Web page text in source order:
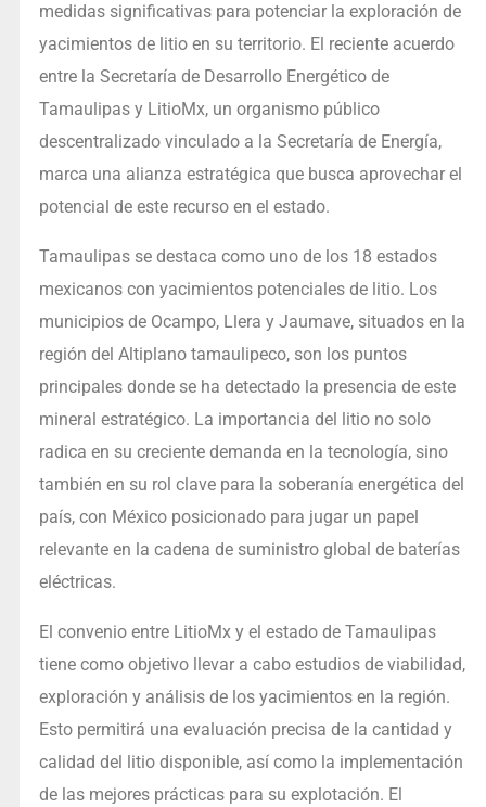
medidas significativas para potenciar la exploración de
yacimientos de litio en su territorio. El reciente acuerdo
entre la Secretaría de Desarrollo Energético de
Tamaulipas y LitioMx, un organismo público
descentralizado vinculado a la Secretaría de Energía,
marca una alianza estratégica que busca aprovechar el
potencial de este recurso en el estado.
Tamaulipas se destaca como uno de los 18 estados
mexicanos con yacimientos potenciales de litio. Los
municipios de Ocampo, Llera y Jaumave, situados en la
región del Altiplano tamaulipeco, son los puntos
principales donde se ha detectado la presencia de este
mineral estratégico. La importancia del litio no solo
radica en su creciente demanda en la tecnología, sino
también en su rol clave para la soberanía energética del
país, con México posicionado para jugar un papel
relevante en la cadena de suministro global de baterías
eléctricas.
El convenio entre LitioMx y el estado de Tamaulipas
tiene como objetivo llevar a cabo estudios de viabilidad,
exploración y análisis de los yacimientos en la región.
Esto permitirá una evaluación precisa de la cantidad y
calidad del litio disponible, así como la implementación
de las mejores prácticas para su explotación. El